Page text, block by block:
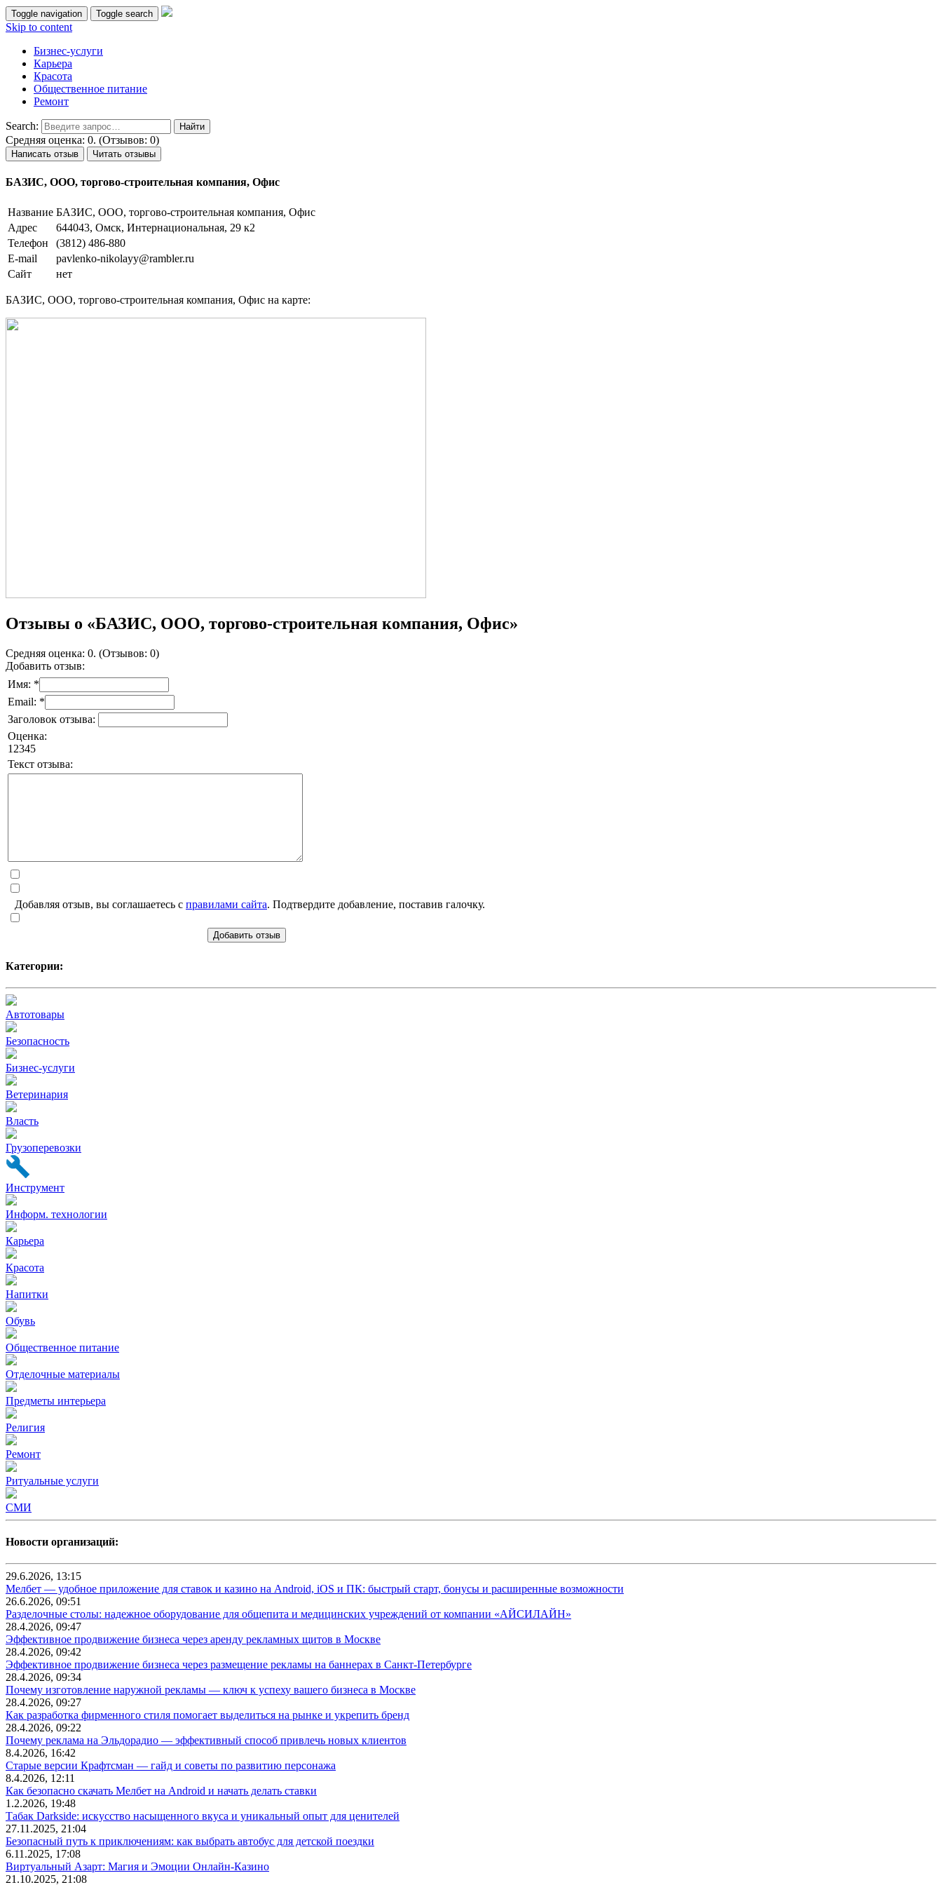
Toggle navigation Toggle search
Skip to content
Бизнес-услуги
Карьера
Красота
Общественное питание
Ремонт
Search:
Средняя оценка: 0. (Отзывов: 0)
Написать отзыв Читать отзывы
БАЗИС, ООО, торгово-строительная компания, Офис
Название БАЗИС, ООО, торгово-строительная компания, Офис
Адрес
644043, Омск, Интернациональная, 29 к2
Телефон
(3812) 486-880
E-mail
pavlenko-nikolayy@rambler.ru
Сайт
нет
БАЗИС, ООО, торгово-строительная компания, Офис на карте:
Отзывы о «БАЗИС, ООО, торгово-строительная компания, Офис»
Средняя оценка: 0. (Отзывов: 0)
Добавить отзыв:
Имя: *
Email: *
Заголовок отзыва:
Оценка:
1 2345
Текст отзыва:
Добавляя отзыв, вы соглашаетесь с правилами сайта. Подтвердите добавление, поставив галочку.
Добавить отзыв
Категории:
Автотовары
Безопасность
Бизнес-услуги
Ветеринария
Власть
Грузоперевозки
Инструмент
Информ. технологии
Карьера
Красота
Напитки
Обувь
Общественное питание
Отделочные материалы
Предметы интерьера
Религия
Ремонт
Ритуальные услуги
СМИ
Новости организаций:
29.6.2026, 13:15
Мелбет — удобное приложение для ставок и казино на Android, iOS и ПК: быстрый старт, бонусы и расширенные возможности
26.6.2026, 09:51
Разделочные столы: надежное оборудование для общепита и медицинских учреждений от компании «АЙСИЛАЙН»
28.4.2026, 09:47
Эффективное продвижение бизнеса через аренду рекламных щитов в Москве
28.4.2026, 09:42
Эффективное продвижение бизнеса через размещение рекламы на баннерах в Санкт-Петербурге
28.4.2026, 09:34
Почему изготовление наружной рекламы — ключ к успеху вашего бизнеса в Москве
28.4.2026, 09:27
Как разработка фирменного стиля помогает выделиться на рынке и укрепить бренд
28.4.2026, 09:22
Почему реклама на Эльдорадио — эффективный способ привлечь новых клиентов
8.4.2026, 16:42
Старые версии Крафтсман — гайд и советы по развитию персонажа
8.4.2026, 12:11
Как безопасно скачать Мелбет на Android и начать делать ставки
1.2.2026, 19:48
Табак Darkside: искусство насыщенного вкуса и уникальный опыт для ценителей
27.11.2025, 21:04
Безопасный путь к приключениям: как выбрать автобус для детской поездки
6.11.2025, 17:08
Виртуальный Азарт: Магия и Эмоции Онлайн-Казино
21.10.2025, 21:08